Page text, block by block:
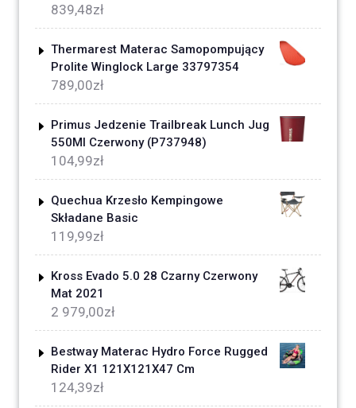
839,48zł
Thermarest Materac Samopompujący
Prolite Winglock Large 33797354
789,00zł
Primus Jedzenie Trailbreak Lunch Jug
550Ml Czerwony (P737948)
104,99zł
Quechua Krzesło Kempingowe
Składane Basic
119,99zł
Kross Evado 5.0 28 Czarny Czerwony
Mat 2021
2 979,00zł
Bestway Materac Hydro Force Rugged
Rider X1 121X121X47 Cm
124,39zł